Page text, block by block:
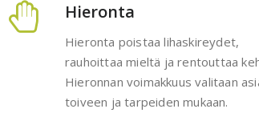
Hieronta
Hieronta poistaa lihaskireydet,
rauhoittaa mieltä ja rentouttaa
Hieronnan voimakkuus valitaan
toiveen ja tarpeiden mukaan.